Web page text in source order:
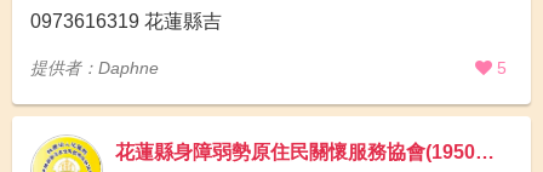
0973616319 花蓮縣吉
提供者：Daphne 5
花蓮縣身障弱勢原住民關懷服務協會(1950食物銀行)